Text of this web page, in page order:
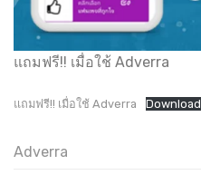
แถมฟรี!! เมื่อใช้ Adverra
แถมฟรี!! เมื่อใช้ Adverra Download
Adverra